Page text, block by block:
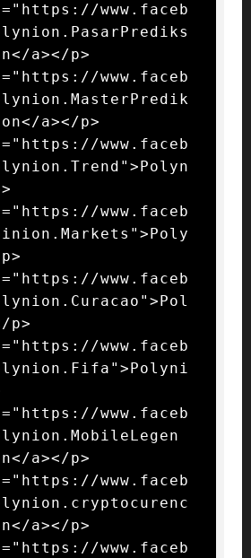
www.faceb
a></p>
www.faceb
a></p>
www.faceb
www.faceb
www.faceb
p>
www.faceb
www.faceb
a></p>
www.faceb
a></p>
www.faceb